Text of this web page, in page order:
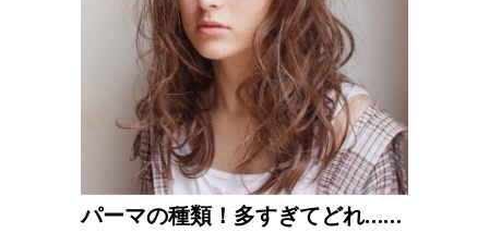
パーマの種類！多すぎてどれ……